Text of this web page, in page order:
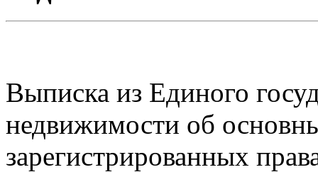
Выписка из Единого
недвижимости об
зарегистрированных